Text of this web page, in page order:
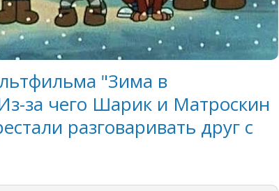
"Зима в
за чего Шарик и Матроскин
разговаривать друг с